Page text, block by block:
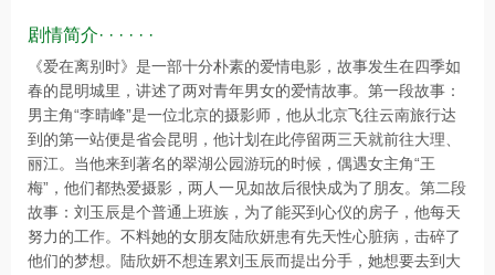
剧情简介· · · · · ·
《爱在离别时》是一部十分朴素的爱情电影，故事发生在四季如
春的昆明城里，讲述了两对青年男女的爱情故事。第一段故事：
男主角“李晴峰”是一位北京的摄影师，他从北京飞往云南旅行达
到的第一站便是省会昆明，他计划在此停留两三天就前往大理、
丽江。当他来到著名的翠湖公园游玩的时候，偶遇女主角“王
梅”，他们都热爱摄影，两人一见如故后很快成为了朋友。第二段
故事：刘玉辰是个普通上班族，为了能买到心仪的房子，他每天
努力的工作。不料她的女朋友陆欣妍患有先天性心脏病，击碎了
他们的梦想。陆欣妍不想连累刘玉辰而提出分手，她想要去到大